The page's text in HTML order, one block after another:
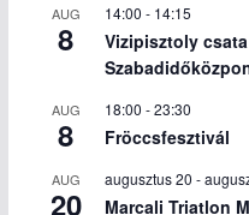
AUG
8
14:00 - 14:15
Vizipisztoly
AUG
8
18:00 -23:30
Fröccsfesztivál
AUG
20
augusztus 20 -
Marcali Triatlon